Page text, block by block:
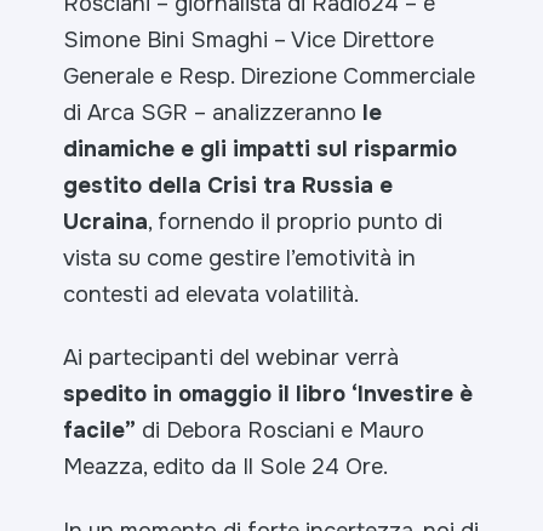
Simone Bini Smaghi – Vice Direttore
Generale e Resp. Direzione Commerciale
di Arca SGR – analizzeranno le
dinamiche e gli impatti sul risparmio
gestito della Crisi tra Russia e
Ucraina, fornendo il proprio punto di
vista su come gestire l’emotività in
contesti ad elevata volatilità.
Ai partecipanti del webinar verrà
spedito in omaggio il libro ‘Investire è
facile” di Debora Rosciani e Mauro
Meazza, edito da Il Sole 24 Ore.